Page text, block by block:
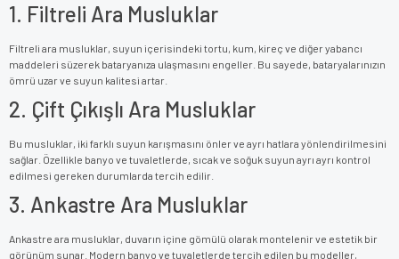
1. Filtreli Ara Musluklar
Filtreli ara musluklar, suyun içerisindeki tortu, kum, kireç ve diğer yabancı
maddeleri süzerek bataryanıza ulaşmasını engeller. Bu sayede, bataryalarınızın
ömrü uzar ve suyun kalitesi artar.
2. Çift Çıkışlı Ara Musluklar
Bu musluklar, iki farklı suyun karışmasını önler ve ayrı hatlara yönlendirilmesini
sağlar. Özellikle banyo ve tuvaletlerde, sıcak ve soğuk suyun ayrı ayrı kontrol
edilmesi gereken durumlarda tercih edilir.
3. Ankastre Ara Musluklar
Ankastre ara musluklar, duvarın içine gömülü olarak montelenir ve estetik bir
görünüm sunar. Modern banyo ve tuvaletlerde tercih edilen bu modeller,